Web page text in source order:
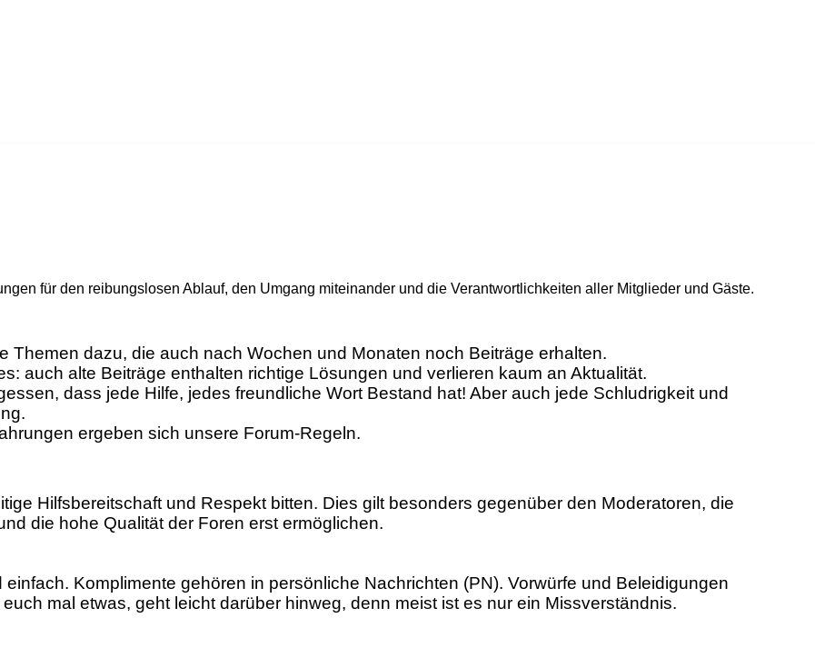
für den reibungslosen Ablauf, den Umgang miteinander und die Verantwortlichkeiten aller Mitglieder und Gäste.
Themen dazu, die auch nach Wochen und Monaten noch Beiträge erhalten.
auch alte Beiträge enthalten richtige Lösungen und verlieren kaum an Aktualität.
dass jede Hilfe, jedes freundliche Wort Bestand hat! Aber auch jede Schludrigkeit und
ergeben sich unsere Forum-Regeln.
Hilfsbereitschaft und Respekt bitten. Dies gilt besonders gegenüber den Moderatoren, die
die hohe Qualität der Foren erst ermöglichen.
Komplimente gehören in persönliche Nachrichten (PN). Vorwürfe und Beleidigungen
mal etwas, geht leicht darüber hinweg, denn meist ist es nur ein Missverständnis.